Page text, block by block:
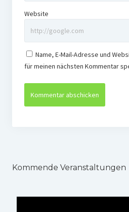
Website
Name, E-Mail-Adresse und
für meinen nächsten Kommentar
Kommende Veranstaltungen